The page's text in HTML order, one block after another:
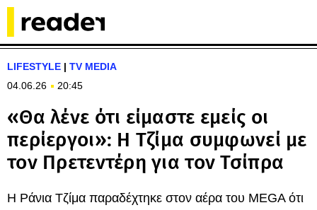
LIFESTYLE | TV MEDIA
04.06.26
20:45
«Θα λένε ότι είμαστε εμείς οι
περίεργοι»: Η Τζίμα συμφωνεί με
τον Πρετεντέρη για τον Τσίπρα
Η Ράνια Τζίμα παραδέχτηκε στον αέρα του MEGA ότι